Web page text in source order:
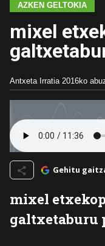
AZKEN GELTOKIA
mixel
Antxeta Irratia 2016ko
Gehitu
mixel
galtxetaburu